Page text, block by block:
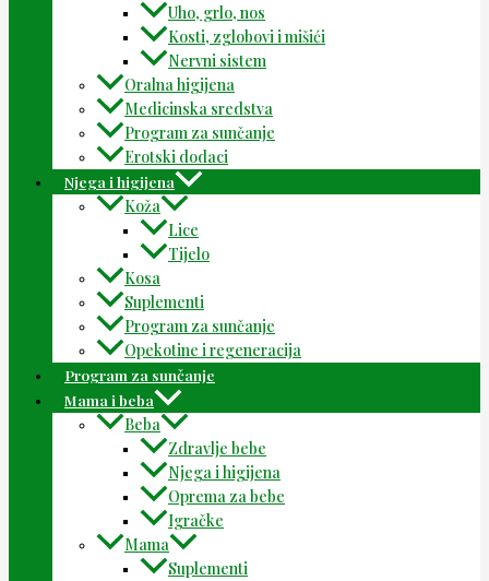
Uho, grlo, nos
Kosti, zglobovi i mišići
Nervni sistem
Oralna higijena
Medicinska sredstva
Program za sunčanje
Erotski dodaci
Njega i higijena
Koža
Lice
Tijelo
Kosa
Suplementi
Program za sunčanje
Opekotine i regeneracija
Program za sunčanje
Mama i beba
Beba
Zdravlje bebe
Njega i higijena
Oprema za bebe
Igračke
Mama
Suplementi